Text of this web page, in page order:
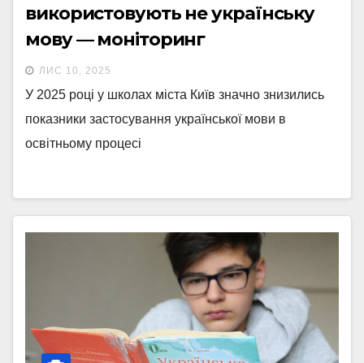
використовують не українську
мову — моніторинг
ЛИС 10, 2025
У 2025 році у школах міста Київ значно знизились
показники застосування української мови в
освітньому процесі